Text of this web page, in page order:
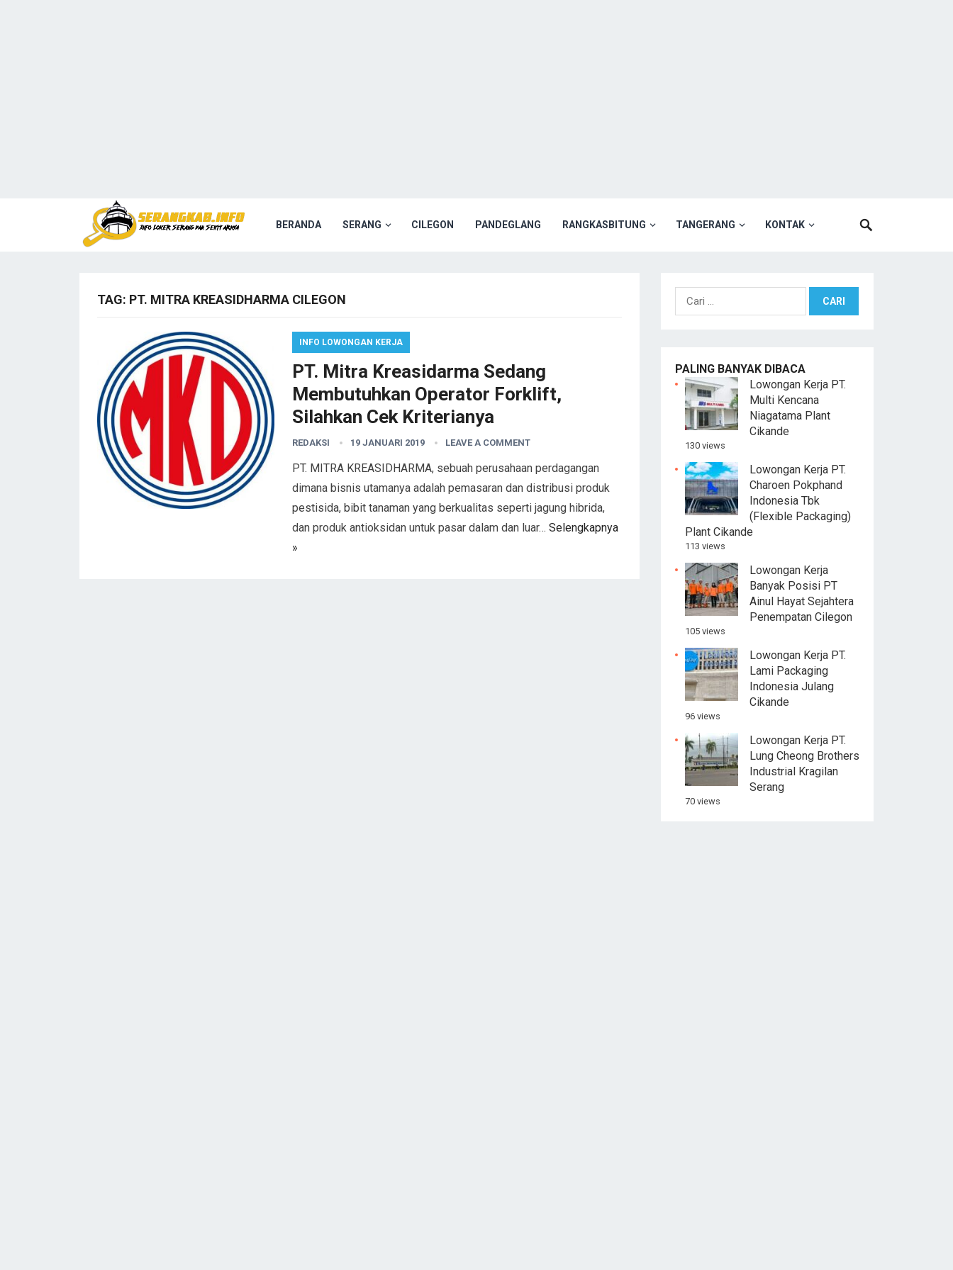
BERANDA SERANG CILEGON PANDEGLANG RANGKASBITUNG TANGERANG KONTAK
TAG: PT. MITRA KREASIDHARMA CILEGON
INFO LOWONGAN KERJA
PT. Mitra Kreasidarma Sedang
Membutuhkan Operator Forklift,
Silahkan Cek Kriterianya
REDAKSI 19 JANUARI 2019 LEAVE A COMMENT
PT. MITRA KREASIDHARMA, sebuah perusahaan perdagangan
dimana bisnis utamanya adalah pemasaran dan distribusi produk
pestisida, bibit tanaman yang berkualitas seperti jagung hibrida,
dan produk antioksidan untuk pasar dalam dan luar… Selengkapnya
»
Cari
untuk:
PALING BANYAK DIBACA
Lowongan Kerja PT.
Multi Kencana
Niagatama Plant
Cikande
130 views
Lowongan Kerja PT.
Charoen Pokphand
Indonesia Tbk
(Flexible Packaging)
Plant Cikande
113 views
Lowongan Kerja
Banyak Posisi PT
Ainul Hayat Sejahtera
Penempatan Cilegon
105 views
Lowongan Kerja PT.
Lami Packaging
Indonesia Julang
Cikande
96 views
Lowongan Kerja PT.
Lung Cheong Brothers
Industrial Kragilan
Serang
70 views